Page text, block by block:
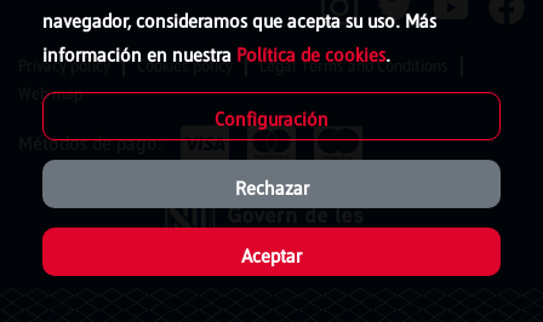
navegador, consideramos que acepta su uso. Más
información en nuestra Política de cookies.
Configuración
Rechazar
Aceptar
Privacy policy Cookies policy
Legal Terms and Conditions
Web map
Métodos de pago: